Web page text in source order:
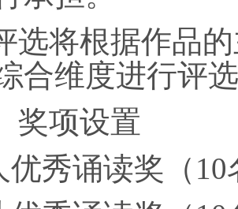
选将根据作品
合维度进行评
奖项设置
优秀诵读奖（